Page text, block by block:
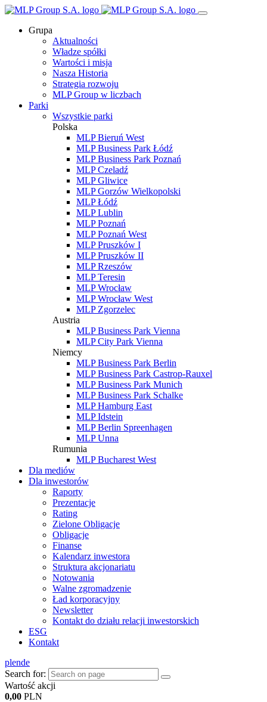
Grupa
Aktualności
Władze spółki
Wartości i misja
Nasza Historia
Strategia rozwoju
MLP Group w liczbach
Parki
Wszystkie parki
Polska
MLP Bieruń West
MLP Business Park Łódź
MLP Business Park Poznań
MLP Czeladź
MLP Gliwice
MLP Gorzów Wielkopolski
MLP Łódź
MLP Lublin
MLP Poznań
MLP Poznań West
MLP Pruszków I
MLP Pruszków II
MLP Rzeszów
MLP Teresin
MLP Wrocław
MLP Wrocław West
MLP Zgorzelec
Austria
MLP Business Park Vienna
MLP City Park Vienna
Niemcy
MLP Business Park Berlin
MLP Business Park Castrop-Rauxel
MLP Business Park Munich
MLP Business Park Schalke
MLP Hamburg East
MLP Idstein
MLP Berlin Spreenhagen
MLP Unna
Rumunia
MLP Bucharest West
Dla mediów
Dla inwestorów
Raporty
Prezentacje
Rating
Zielone Obligacje
Obligacje
Finanse
Kalendarz inwestora
Struktura akcjonariatu
Notowania
Walne zgromadzenie
Ład korporacyjny
Newsletter
Kontakt do działu relacji inwestorskich
ESG
Kontakt
plende
Search for:
Wartość akcji
0,00 PLN